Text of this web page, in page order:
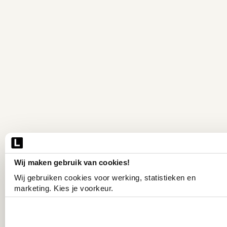
Wij maken gebruik van cookies!
Wij gebruiken cookies voor werking, statistieken en
marketing. Kies je voorkeur.